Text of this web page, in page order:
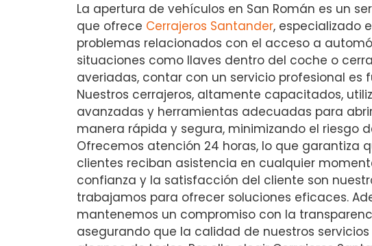
La apertura de vehículos en San Román es un
que ofrece Cerrajeros Santander, especializado
problemas relacionados con el acceso a
situaciones como llaves dentro del coche o
averiadas, contar con un servicio profesional es
Nuestros cerrajeros, altamente capacitados,
avanzadas y herramientas adecuadas para
manera rápida y segura, minimizando el riesgo
Ofrecemos atención 24 horas, lo que garantiza
clientes reciban asistencia en cualquier
confianza y la satisfacción del cliente son
trabajamos para ofrecer soluciones eficaces.
mantenemos un compromiso con la
asegurando que la calidad de nuestros